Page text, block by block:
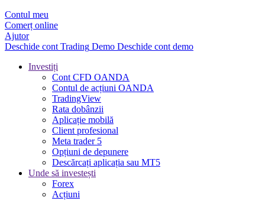
Contul meu
Comerț online
Ajutor
Deschide cont Trading Demo Deschide cont demo
Investiți
Cont CFD OANDA
Contul de acțiuni OANDA
TradingView
Rata dobânzii
Aplicație mobilă
Client profesional
Meta trader 5
Opțiuni de depunere
Descărcați aplicația sau MT5
Unde să investești
Forex
Acțiuni